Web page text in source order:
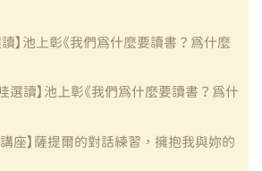
讀】池上彰《我們為什麼要讀書？為什麼
哇選讀】池上彰《我們為什麼要讀書？為什
講座】薩提爾的對話練習，擁抱我與妳的